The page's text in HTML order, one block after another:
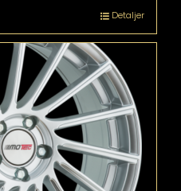
Detaljer